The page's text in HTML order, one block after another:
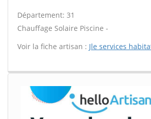
Département: 31
Chauffage Solaire Piscine -
Voir la fiche artisan : Jle services